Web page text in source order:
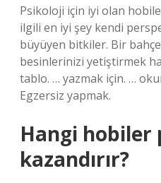
Psikoloji için iyi olan
ilgili en iyi şey kendi
büyüyen bitkiler. Bir
besinlerinizi yetiştirmek
tablo. … yazmak için. …
Egzersiz yapmak.
Hangi hobiler
kazandırır?